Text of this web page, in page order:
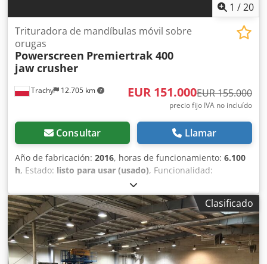
1 /20
Trachy 12.705 km
Trituradora de mandíbulas móvil sobre
orugas
Powerscreen Premiertrak 400
jaw crusher
EUR 151.000EUR 155.000
precio fijo IVA no incluído
Consultar Llamar
Año de fabricación: 2016, horas de funcionamiento: 6.100
h, Estado: listo para usar (usado), Funcionalidad:
, Terex Pegson Premiertrak 400 Año
2016 6100 horas Entrada: 1100 x 700 mm Terex Pegson
Metrotrak 900 x 600 Año 2016 6100 horas Entrada: 1100 x
700 mm Motor: Scania DC09 Rango de tamaño de cribado
(CSS): de 0-65 a 0-150 mm Capacidad: de 150 a 250
toneladas por hora, según el material Peso: 45 toneladas
Equipado con transportador lateral Equipado con imán de
Clasificado